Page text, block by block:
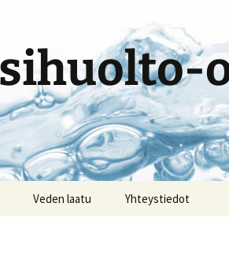
Veden laatu Yhteystiedot